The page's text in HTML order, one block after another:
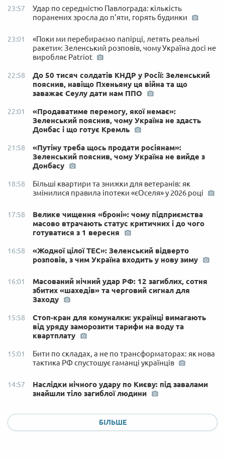
23:57
Удар по середмістю Павлограда: кількість
поранених зросла до п'яти, горять будинки
23:01
«Поки ми перебираємо папірці, летять реальні
ракети»: Зеленський розповів, чому Україна досі не
виробляє Patriot
22:58
До 50 тисяч солдатів КНДР у Росії: Зеленський
пояснив, навіщо Пхеньяну ця війна та що
заважає Сеулу дати нам ППО
22:01
«Продаватиме перемогу, якої немає»:
Зеленський пояснив, чому Україна не здасть
Донбас і що готує Кремль
21:58
«Путіну треба щось продати росіянам»:
Зеленський пояснив, чому Україна не вийде з
Донбасу
18:58
Більші квартири та знижки для ветеранів: як
змінилися правила іпотеки «єОселя» у 2026 році
17:58
Велике чищення «броні»: чому підприємства
масово втрачають статус критичних і до чого
готуватися з 1 вересня
16:58
«Жодної цілої ТЕС»: Зеленський відверто
розповів, з чим Україна входить у нову зиму
16:01
Масований нічний удар РФ: 12 загиблих, сотня
збитих «шахедів» та черговий сигнал для
Заходу
15:58
Стоп-кран для комуналки: українці вимагають
від уряду заморозити тарифи на воду та
квартплату
15:01
Бити по складах, а не по трансформаторах: як нова
тактика РФ спустошує гаманці українців
14:57
Наслідки нічного удару по Києву: під завалами
знайшли тіло загиблої людини
БІЛЬШЕ